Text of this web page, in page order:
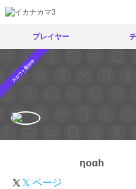
プレイヤー
スカウト受付中
ηoαh
𝕏 ページ